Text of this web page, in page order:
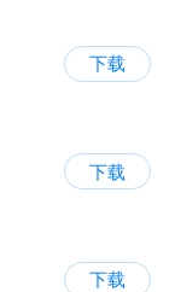
下载
下载
下载